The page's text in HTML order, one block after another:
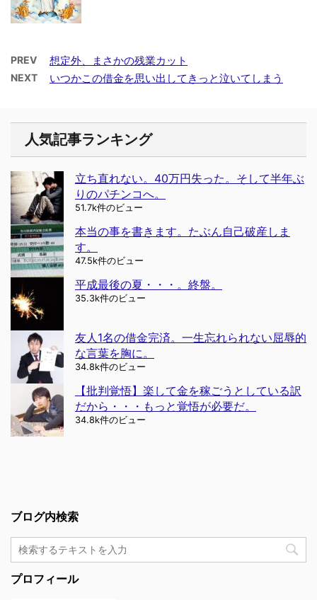
PREV 想定外、まさかの残業カット
NEXT いつかこの借金を思い出してきっと泣いてしまう
人気記事ランキング
立ち直れない。40万円失った。そして半年ぶ
りのパチンコへ。
51.7k件のビュー
本当の事を書きます。たぶん自己破産しま
す。
47.5k件のビュー
平成最後の夏・・・。終盤。
35.3k件のビュー
友人1名の借金完済。一生忘れられない屈辱的
な言葉を胸に。
34.8k件のビュー
【批判覚悟】楽して金を稼ごうとしている訳
だから・・・もっと覚悟が必要だ。
34.8k件のビュー
ブログ内検索
プロフィール